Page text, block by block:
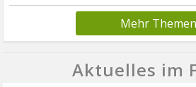
Mehr Themen
Aktuelles im